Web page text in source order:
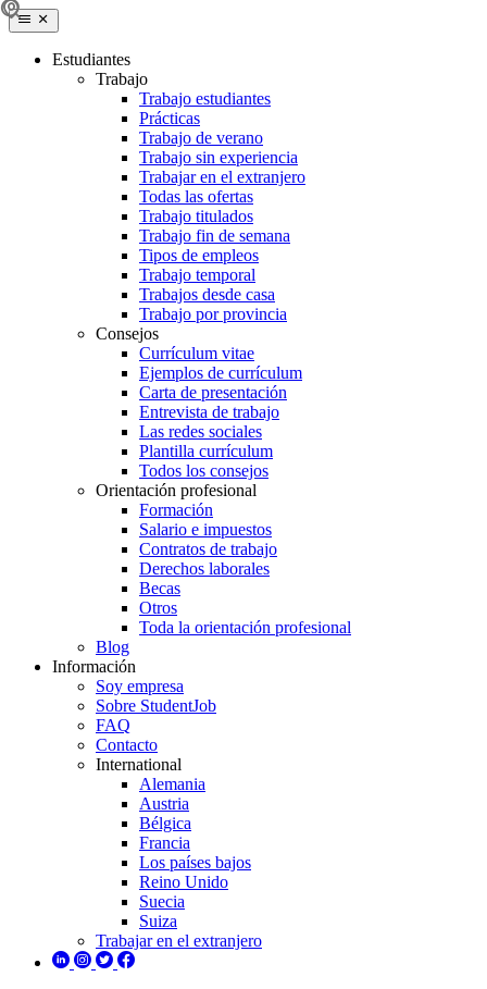
Estudiantes
Trabajo
Trabajo estudiantes
Prácticas
Trabajo de verano
Trabajo sin experiencia
Trabajar en el extranjero
Todas las ofertas
Trabajo titulados
Trabajo fin de semana
Tipos de empleos
Trabajo temporal
Trabajos desde casa
Trabajo por provincia
Consejos
Currículum vitae
Ejemplos de currículum
Carta de presentación
Entrevista de trabajo
Las redes sociales
Plantilla currículum
Todos los consejos
Orientación profesional
Formación
Salario e impuestos
Contratos de trabajo
Derechos laborales
Becas
Otros
Toda la orientación profesional
Blog
Información
Soy empresa
Sobre StudentJob
FAQ
Contacto
International
Alemania
Austria
Bélgica
Francia
Los países bajos
Reino Unido
Suecia
Suiza
Trabajar en el extranjero